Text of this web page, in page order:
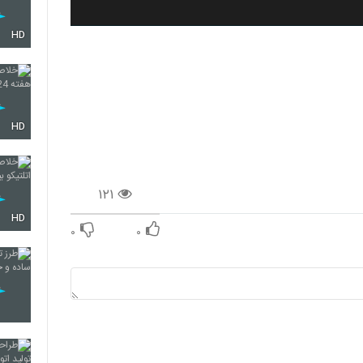
۱۲۱
۰ ۰
HD
HD
HD